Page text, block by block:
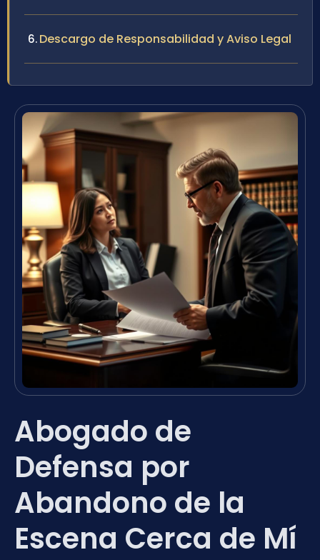
Descargo de Responsabilidad y Aviso Legal
Abogado de
Defensa por
Abandono de la
Escena Cerca de Mí